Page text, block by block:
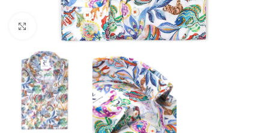
Click to enlarge